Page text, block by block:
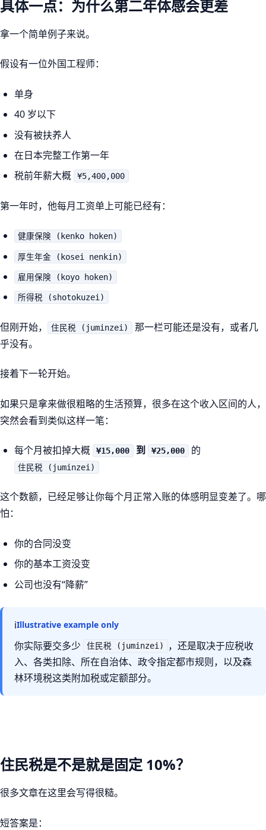
具体一点：为什么第二年体感会更差
拿一个简单例子来说。
假设有一位外国工程师：
单身
40 岁以下
没有被扶养人
在日本完整工作第一年
税前年薪大概
¥5,400,000
第一年时，他每月工资单上可能已经有：
健康保険 (kenko hoken)
厚生年金 (kosei nenkin)
雇用保険 (koyo hoken)
所得税 (shotokuzei)
但刚开始， 住民税 (juminzei)
那一栏可能还是没有，或者几
乎没有。
接着下一轮开始。
如果只是拿来做很粗略的生活预算，很多在这个收入区间的人，
突然会看到类似这样一笔：
每个月被扣掉大概 ¥15,000 到 ¥25,000 的
住民税 (juminzei)
这个数额，已经足够让你每个月正常入账的体感明显变差了。哪
怕：
你的合同没变
你的基本工资没变
公司也没有“降薪”
ℹIllustrative example only
你实际要交多少 住民税 (juminzei)
，还是取决于应税收
入、各类扣除、所在自治体、政令指定都市规则，以及森
林环境税这类附加税或定额部分。
住民税是不是就是固定 10%？
很多文章在这里会写得很糙。
短答案是：